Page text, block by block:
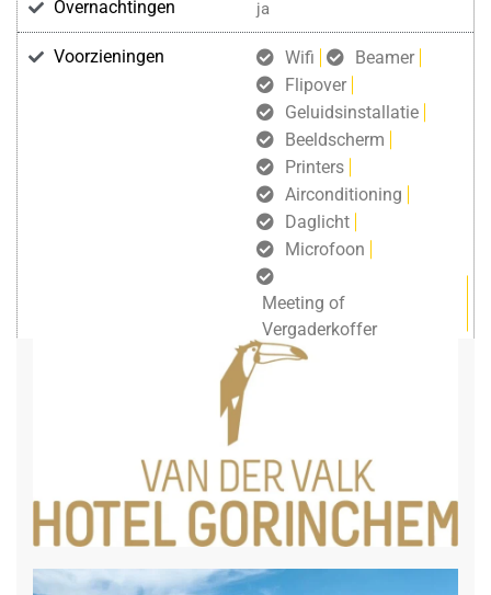
Overnachtingen ja
Voorzieningen Wifi
Beamer
Flipover
Geluidsinstallatie
Beeldscherm
Printers
Airconditioning
Daglicht
Microfoon
Meeting of
Vergaderkoffer